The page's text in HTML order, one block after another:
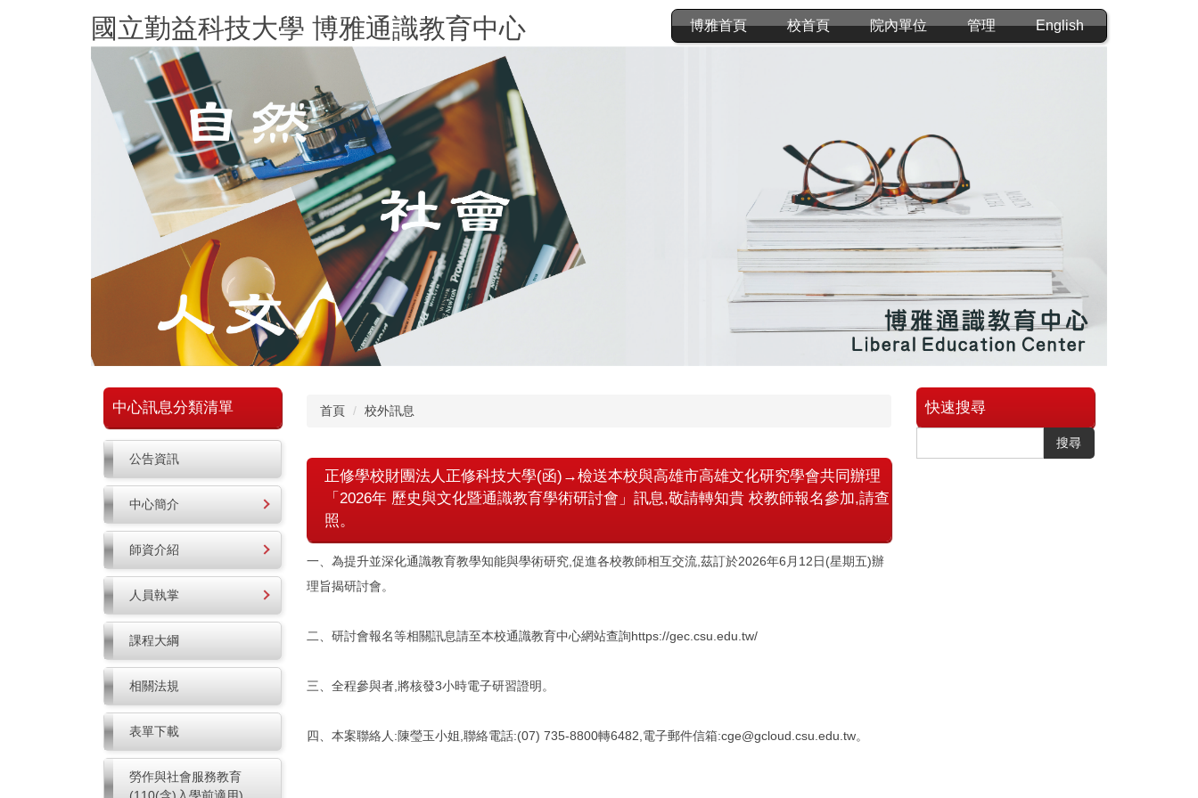
國立勤益科技大學 博雅通識教育中心 博雅首頁 校首頁 院內單位 管理 English
中心訊息分類清單
公告資訊
中心簡介
師資介紹
人員執掌
課程大綱
相關法規
表單下載
勞作與社會服務教育
(110(含)入學前適用)
首頁 校外訊息
正修學校財團法人正修科技大學(函)→檢送本校與高雄市高雄文化研究學會共同辦理
「2026年 歷史與文化暨通識教育學術研討會」訊息,敬請轉知貴 校教師報名參加,請查
照。
一、為提升並深化通識教育教學知能與學術研究,促進各校教師相互交流,茲訂於2026年6月12日(星期五)辦
理旨揭研討會。
二、研討會報名等相關訊息請至本校通識教育中心網站查詢https://gec.csu.edu.tw/
三、全程參與者,將核發3小時電子研習證明。
四、本案聯絡人:陳瑩玉小姐,聯絡電話:(07) 735-8800轉6482,電子郵件信箱:cge@gcloud.csu.edu.tw。
快速搜尋
搜尋